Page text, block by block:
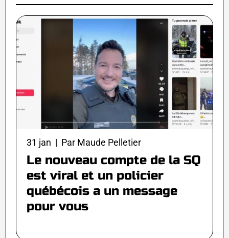
31 jan | Par Maude Pelletier
Le nouveau compte de la SQ
est viral et un policier
québécois a un message
pour vous